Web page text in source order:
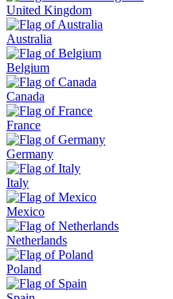
United Kingdom
Australia
Belgium
Canada
France
Germany
Italy
Mexico
Netherlands
Poland